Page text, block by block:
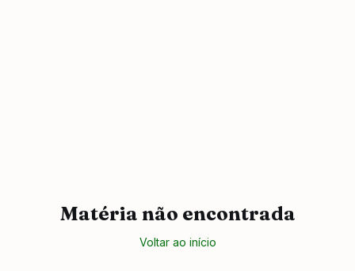
Matéria não encontrada
Voltar ao início